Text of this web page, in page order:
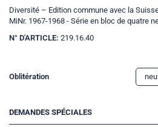
Diversité – Edition commune avec la
MiNr. 1967-1968 - Série en bloc de quatre
N° D'ARTICLE: 219.16.40
Oblitération
DEMANDES SPÉCIALES